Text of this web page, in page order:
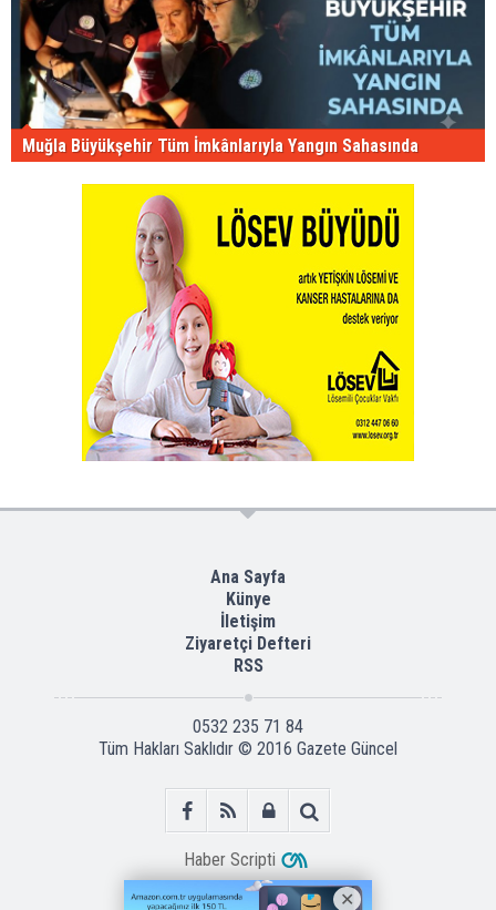
Muğla Büyükşehir Tüm İmkânlarıyla Yangın Sahasında
Ana Sayfa
Künye
İletişim
Ziyaretçi Defteri
RSS
0532 235 71 84
Tüm Hakları Saklıdır © 2016 Gazete Güncel
Haber Scripti